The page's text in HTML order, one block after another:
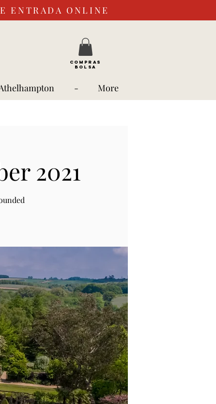
ENTRADA ONLINE
COMPRAS
BOLSA
- More
2021